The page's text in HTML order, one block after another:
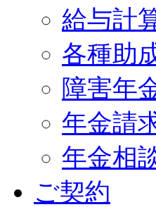
給与計
各種助
障害年
年金請
年金相
ご契約